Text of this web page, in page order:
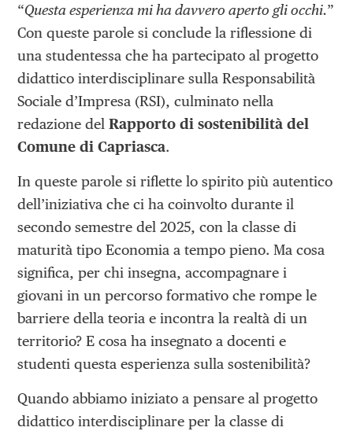
“Questa esperienza mi ha davvero aperto gli occhi.”
Con queste parole si conclude la riflessione di
una studentessa che ha partecipato al progetto
didattico interdisciplinare sulla Responsabilità
Sociale d’Impresa (RSI), culminato nella
redazione delRapporto di sostenibilità del
Comune di Capriasca.
In queste parole si riflette lo spirito più autentico
dell’iniziativa che ci ha coinvolto durante il
secondo semestre del 2025, con la classe di
maturità tipo Economia a tempo pieno. Ma cosa
significa, per chi insegna, accompagnare i
giovani in un percorso formativo che rompe le
barriere della teoria e incontra la realtà di un
territorio? E cosa ha insegnato a docenti e
studenti questa esperienza sulla sostenibilità?
Quando abbiamo iniziato a pensare al progetto
didattico interdisciplinare per la classe di